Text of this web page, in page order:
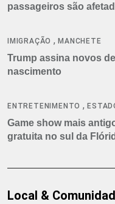
passageiros são
IMIGRAÇÃO ,MANCHETE
Trump assina novos
nascimento
ENTRETENIMENTO ,
Game show mais
gratuita no sul da
Local &